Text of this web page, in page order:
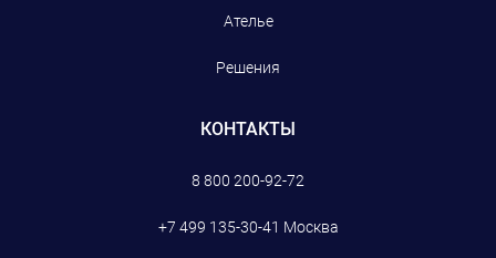
Ателье
Решения
КОНТАКТЫ
8 800 200-92-72
+7 499 135-30-41 Москва